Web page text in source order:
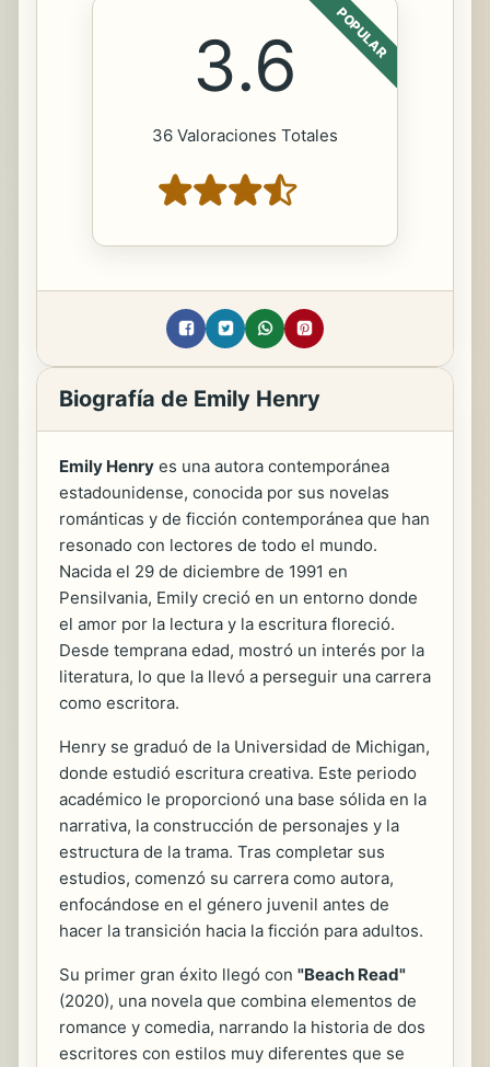
POPULAR
3.6
36 Valoraciones Totales
Biografía de Emily Henry
Emily Henry es una autora contemporánea
estadounidense, conocida por sus novelas
románticas y de ficción contemporánea que han
resonado con lectores de todo el mundo.
Nacida el 29 de diciembre de 1991 en
Pensilvania, Emily creció en un entorno donde
el amor por la lectura y la escritura floreció.
Desde temprana edad, mostró un interés por la
literatura, lo que la llevó a perseguir una carrera
como escritora.
Henry se graduó de la Universidad de Michigan,
donde estudió escritura creativa. Este periodo
académico le proporcionó una base sólida en la
narrativa, la construcción de personajes y la
estructura de la trama. Tras completar sus
estudios, comenzó su carrera como autora,
enfocándose en el género juvenil antes de
hacer la transición hacia la ficción para adultos.
Su primer gran éxito llegó con "Beach Read"
(2020), una novela que combina elementos de
romance y comedia, narrando la historia de dos
escritores con estilos muy diferentes que se